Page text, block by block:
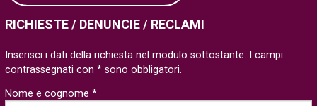
RICHIESTE / DENUNCIE / RECLAMI
Inserisci i dati della richiesta nel modulo sottostante. I campi
contrassegnati con * sono obbligatori.
Nome e cognome *